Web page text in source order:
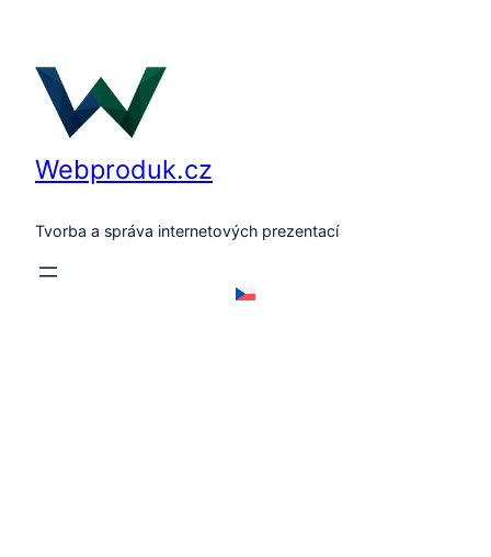
obsah
Webproduk.cz
Tvorba a správa internetových prezentací